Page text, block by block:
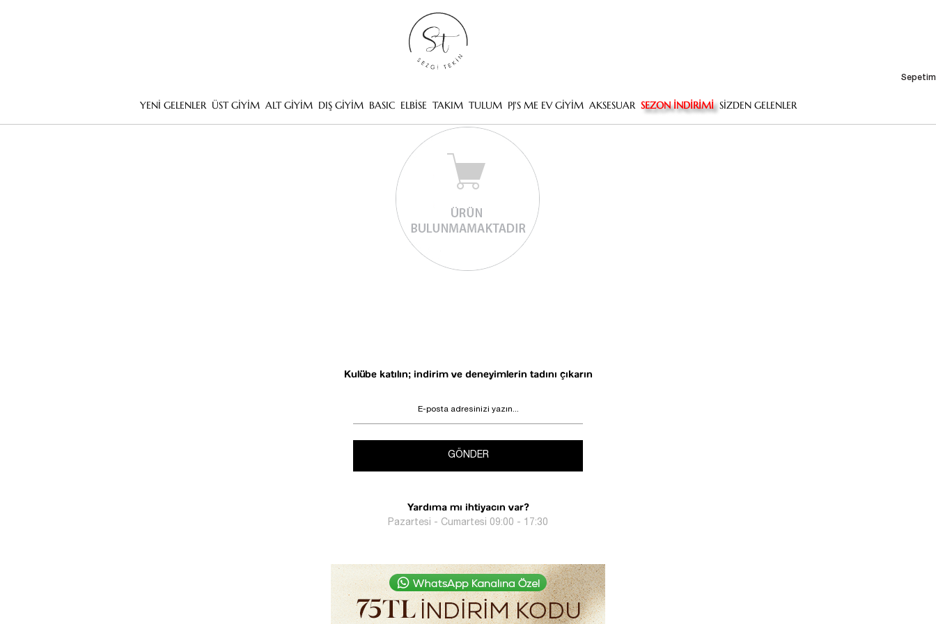
Sepetim
YENİ GELENLER ÜST GİYİM ALT GİYİM DIŞ GİYİM BASIC ELBİSE TAKIM TULUM PJ'S ME EV GİYİM AKSESUAR SEZON İNDİRİMİ SİZDEN GELENLER
Kulübe katılın; indirim ve deneyimlerin tadını çıkarın
GÖNDER
Yardıma mı ihtiyacın var?
Pazartesi - Cumartesi 09:00 - 17:30